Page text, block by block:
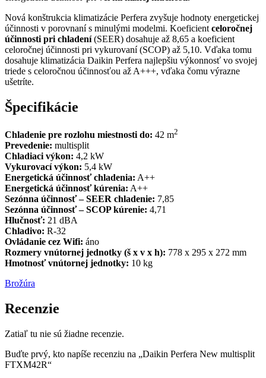
Nová konštrukcia klimatizácie Perfera zvyšuje hodnoty energetickej
účinnosti v porovnaní s minulými modelmi. Koeficient celoročnej
účinnosti pri chladení(SEER) dosahuje až 8,65 a koeficient
celoročnej účinnosti pri vykurovaní (SCOP) až 5,10. Vďaka tomu
dosahuje klimatizácia Daikin Perfera najlepšiu výkonnosť vo svojej
triede s celoročnou účinnosťou až A+++, vďaka čomu výrazne
ušetríte.
Špecifikácie
Chladenie pre rozlohu miestnosti do: 42 m2
Prevedenie: multisplit
Chladiaci výkon: 4,2 kW
Vykurovací výkon: 5,4 kW
Energetická účinnosť chladenia: A++
Energetická účinnosť kúrenia: A++
Sezónna účinnosť – SEER chladenie: 7,85
Sezónna účinnosť – SCOP kúrenie: 4,71
Hlučnosť: 21 dBA
Chladivo: R-32
Ovládanie cez Wifi: áno
Rozmery vnútornej jednotky (š x v x h): 778 x 295 x 272 mm
Hmotnosť vnútornej jednotky: 10 kg
Brožúra
Recenzie
Zatiaľ tu nie sú žiadne recenzie.
Buďte prvý, kto napíše recenziu na „Daikin Perfera New multisplit
FTXM42R“